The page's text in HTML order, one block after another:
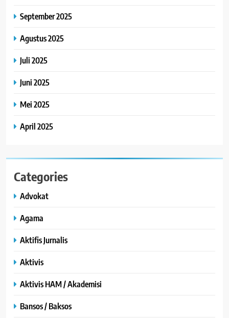
September 2025
Agustus 2025
Juli 2025
Juni 2025
Mei 2025
April 2025
Categories
Advokat
Agama
Aktifis Jurnalis
Aktivis
Aktivis HAM / Akademisi
Bansos / Baksos